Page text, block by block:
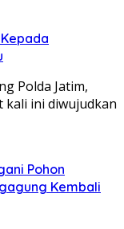
Polda Jatim,
kali ini diwujudkan
Pohon
Kembali